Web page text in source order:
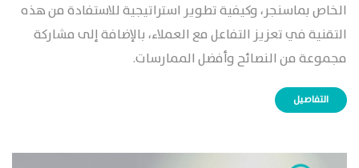
الخاص بماسنجر، وكيفية تطوير استراتيجية للاستفادة من هذه
التقنية في تعزيز التفاعل مع العملاء، بالإضافة إلى مشاركة
مجموعة من النصائح وأفضل الممارسات.
التفاصيل